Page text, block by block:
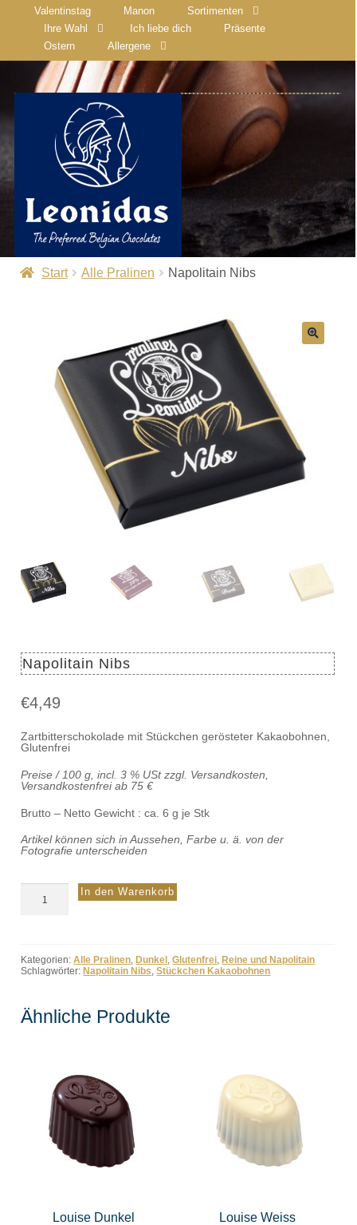
Valentinstag Manon
Sortimenten
Ihre Wahl
Ich liebe dich
Präsente
Ostern
Allergene
Start Alle Pralinen Napolitain Nibs
Napolitain Nibs
€4,49
Zartbitterschokolade mit Stückchen gerösteter Kakaobohnen,
Glutenfrei
Preise / 100 g, incl. 3 % USt zzgl. Versandkosten,
Versandkostenfrei ab 75 €
Brutto – Netto Gewicht : ca. 6 g je Stk
Artikel können sich in Aussehen, Farbe u. ä. von der
Fotografie unterscheiden
Napolitain
Nibs
In den Warenkorb
Kategorien:Alle Pralinen, Dunkel ,Glutenfrei, Reine und Napolitain
Schlagwörter: Napolitain Nibs,Stückchen Kakaobohnen
Ähnliche Produkte
Louise Dunkel Louise Weiss